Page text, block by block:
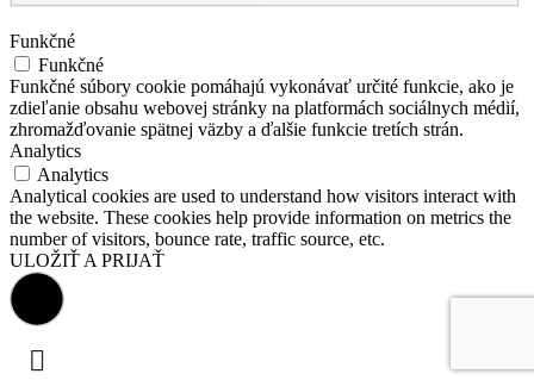
Funkčné
Funkčné
Funkčné súbory cookie pomáhajú vykonávať určité funkcie, ako je
zdieľanie obsahu webovej stránky na platformách sociálnych médií,
zhromažďovanie spätnej väzby a ďalšie funkcie tretích strán.
Analytics
Analytics
Analytical cookies are used to understand how visitors interact with
the website. These cookies help provide information on metrics the
number of visitors, bounce rate, traffic source, etc.
ULOŽIŤ A PRIJAŤ